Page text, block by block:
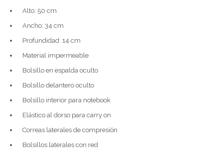
Alto: 50 cm
Ancho: 34 cm
Profundidad: 14 cm
Material impermeable
Bolsillo en espalda oculto
Bolsillo delantero oculto
Bolsillo interior para notebook
Elástico al dorso para carry on
Correas laterales de compresión
Bolsillos laterales con red